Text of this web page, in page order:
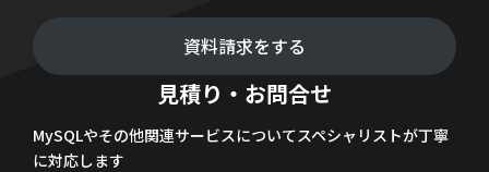
資料請求をする
見積り・お問合せ
MySQLやその他関連サービスについてスペシャリストが丁寧
に対応します